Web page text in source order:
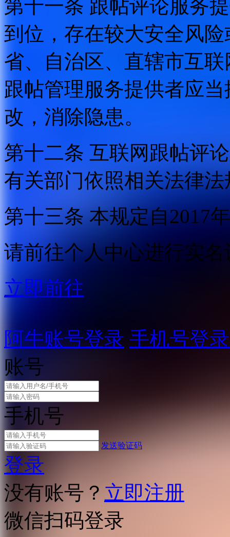
第十一条 跟帖评论服务
到位，存在较大安全风
省、自治区、直辖市互
跟帖管理服务提供者应
改，消除隐患。
第十二条 互联网跟帖评
有关部门依照相关法律
第十三条 本规定自2017
请前往个人中心进行实名
立即前往
阿牛账号登录 手机号登录
账号
手机号
发送验证码
登录
没有账号？ 立即注册
微信扫码登录